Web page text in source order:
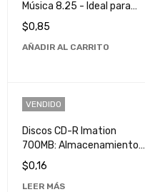
Música 8.25 - Ideal para
Compositores y Músicos
$0,85
AÑADIR AL CARRITO
VENDIDO
Discos CD-R Imation
700MB: Almacenamiento
de Alta Calidad y
Durabilidad
$0,16
LEER MÁS